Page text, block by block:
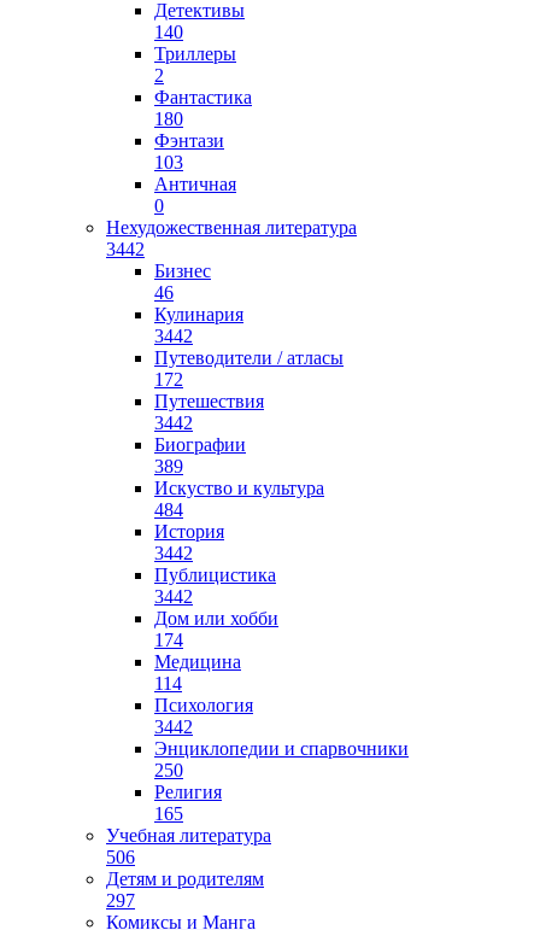
Детективы
140
Триллеры
2
Фантастика
180
Фэнтази
103
Античная
0
Нехудожественная литература
3442
Бизнес
46
Кулинария
3442
Путеводители / атласы
172
Путешествия
3442
Биографии
389
Искуство и культура
484
История
3442
Публицистика
3442
Дом или хобби
174
Медицина
114
Психология
3442
Энциклопедии и спарвочники
250
Религия
165
Учебная литература
506
Детям и родителям
297
Комиксы и Манга